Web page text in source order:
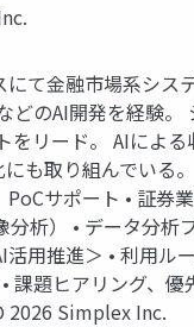
て金融市場系シス
のAI開発を経験
リード。 AIによ
も取り組んでいる
サポート • 証券
析） • データ分析
用推進＞ • 利用ル
課題ヒアリング、
2026 Simplex Inc.